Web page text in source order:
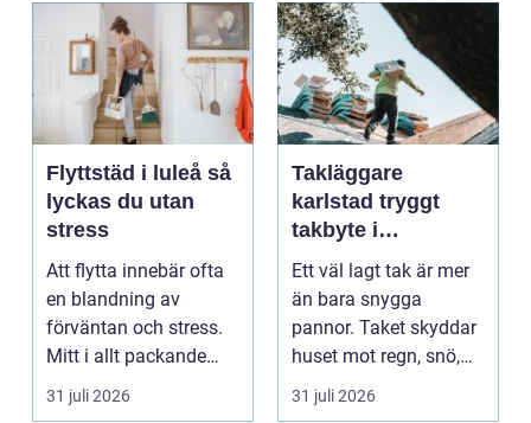
Flyttstäd i luleå så
lyckas du utan
stress
Att flytta innebär ofta
en blandning av
förväntan och stress.
Mitt i allt packande
och planerande dy...
31 juli 2026
Takläggare
karlstad tryggt
takbyte i
värmländskt klimat
Ett väl lagt tak är mer
än bara snygga
pannor. Taket skyddar
huset mot regn, snö,
blåst och stark vå...
31 juli 2026